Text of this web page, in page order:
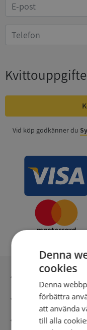
Vid köp godkänner du
Säker
Direkt digital
Denna
cookies
Denna
förbättra
att använda
till alla